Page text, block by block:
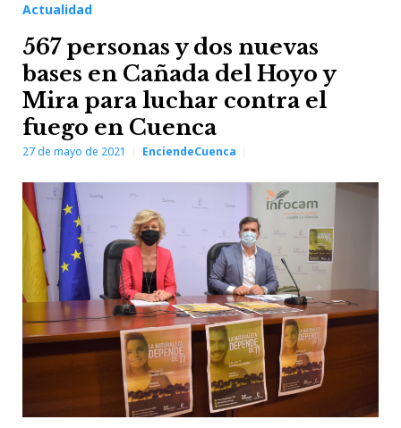
Actualidad
567 personas y dos nuevas
bases en Cañada del Hoyo y
Mira para luchar contra el
fuego en Cuenca
27 de mayo de 2021 EnciendeCuenca